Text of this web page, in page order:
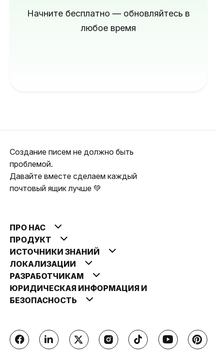
Начните бесплатно — обновляйтесь в
любое время
Создание писем не должно быть
проблемой.
Давайте вместе сделаем каждый
почтовый ящик лучше 💚
ПРО НАС
ПРОДУКТ
ИСТОЧНИКИ ЗНАНИЙ
ЛОКАЛИЗАЦИИ
РАЗРАБОТЧИКАМ
ЮРИДИЧЕСКАЯ ИНФОРМАЦИЯ И
БЕЗОПАСНОСТЬ